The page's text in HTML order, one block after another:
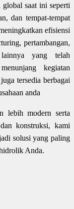
saat ini seperti
dan tempat-tempat
efisiensi
pertambangan,
yang telah
kegiatan
tersedia berbagai
anda
lebih modern serta
konstruksi, kami
solusi yang paling
Anda.